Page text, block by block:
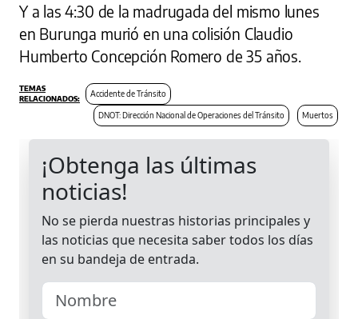
Y a las 4:30 de la madrugada del mismo lunes
en Burunga murió en una colisión Claudio
Humberto Concepción Romero de 35 años.
Accidente de Tránsito
DNOT: Dirección Nacional de Operaciones del Tránsito Muertos